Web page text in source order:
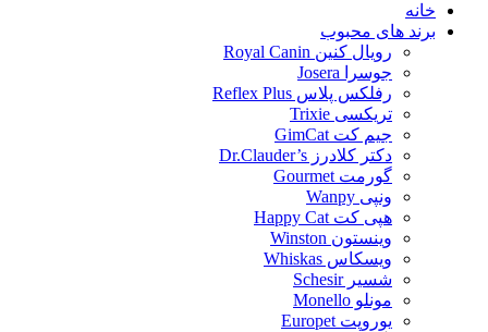
خانه
برند های محبوب
رویال کنین Royal Canin
جوسرا Josera
رفلکس پلاس Reflex Plus
تریکسی Trixie
جیم کت GimCat
دکتر کلادرز Dr.Clauder’s
گورمت Gourmet
ونپی Wanpy
هپی کت Happy Cat
وینستون Winston
ویسکاس Whiskas
شسیر Schesir
مونلو Monello
یوروپت Europet